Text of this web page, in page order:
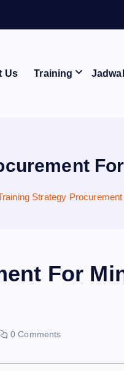
Us Training
Strategy
For
0 Comments